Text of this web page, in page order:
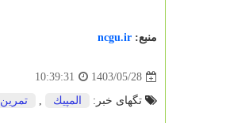
منبع: ncgu.ir
1403/05/28
10:39:31
تگهای خبر: المپیك , تمرین